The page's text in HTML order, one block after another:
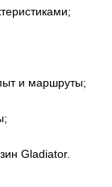
и маршруты;
Gladiator.